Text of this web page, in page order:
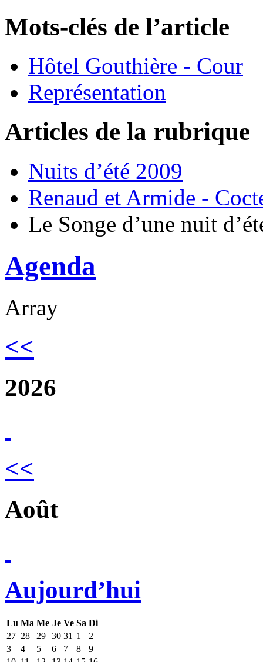
Mots-clés de l’article
Hôtel Gouthière - Cour
Représentation
Articles de la rubrique
Nuits d’été 2009
Renaud et Armide -
Le Songe d’une nuit
Agenda
Array
<<
2026
<<
Août
Aujourd’hui
Lu Ma Me Je Ve Sa Di
27 28 29 30 31 1
2
3
4 5 6 7 8
9